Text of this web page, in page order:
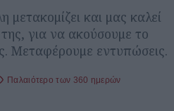
και μας καλεί
της, για να ακούσουμε το
Μεταφέρουμε εντυπώσεις.
Παλαιότερο των 360 ημερών